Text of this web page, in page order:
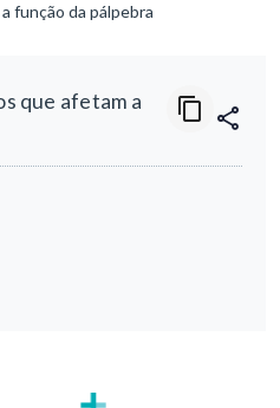
função da pálpebra
que afetam a